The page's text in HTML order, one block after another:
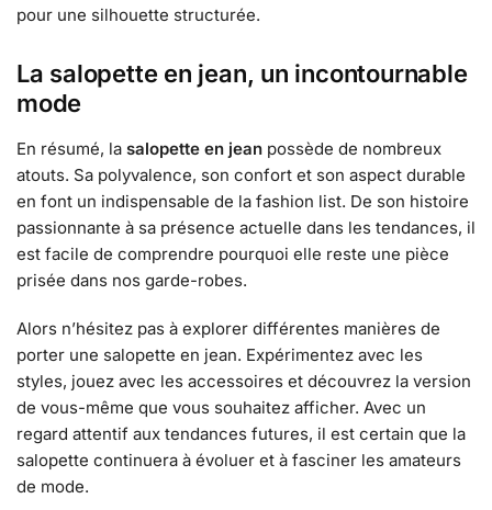
pour une silhouette structurée.
La salopette en jean, un incontournable
mode
En résumé, la salopette en jean possède de nombreux
atouts. Sa polyvalence, son confort et son aspect durable
en font un indispensable de la fashion list. De son histoire
passionnante à sa présence actuelle dans les tendances, il
est facile de comprendre pourquoi elle reste une pièce
prisée dans nos garde-robes.
Alors n’hésitez pas à explorer différentes manières de
porter une salopette en jean. Expérimentez avec les
styles, jouez avec les accessoires et découvrez la version
de vous-même que vous souhaitez afficher. Avec un
regard attentif aux tendances futures, il est certain que la
salopette continuera à évoluer et à fasciner les amateurs
de mode.